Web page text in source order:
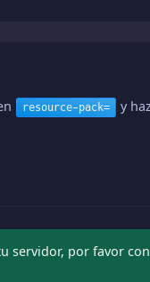
resource-pack= y
por favor